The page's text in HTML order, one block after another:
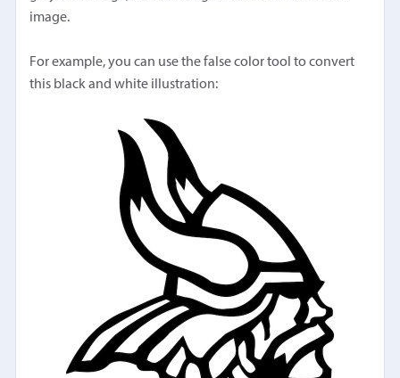
image.
For example, you can use the false color tool to convert
this black and white illustration: